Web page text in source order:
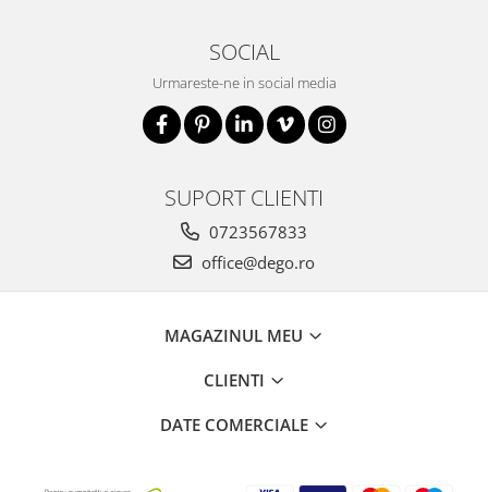
SOCIAL
Urmareste-ne in social media
SUPORT CLIENTI
0723567833
office@dego.ro
MAGAZINUL MEU
CLIENTI
DATE COMERCIALE